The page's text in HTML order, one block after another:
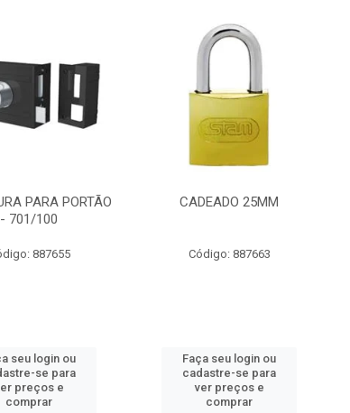
PARA PORTÃO
- 701/100
887655
seu login ou
se para
preços e
comprar
CADEADO 25MM
Código: 887663
Faça seu login ou
cadastre-se para
ver preços e
comprar